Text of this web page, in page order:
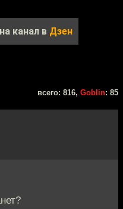
канал в Дзен
всего: 816, Goblin: 85